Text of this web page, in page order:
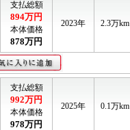
支払総額
894万円
本体価格
878万円
2023年 2.3万km
支払総額
992万円
本体価格
978万円
2025年 0.1万km